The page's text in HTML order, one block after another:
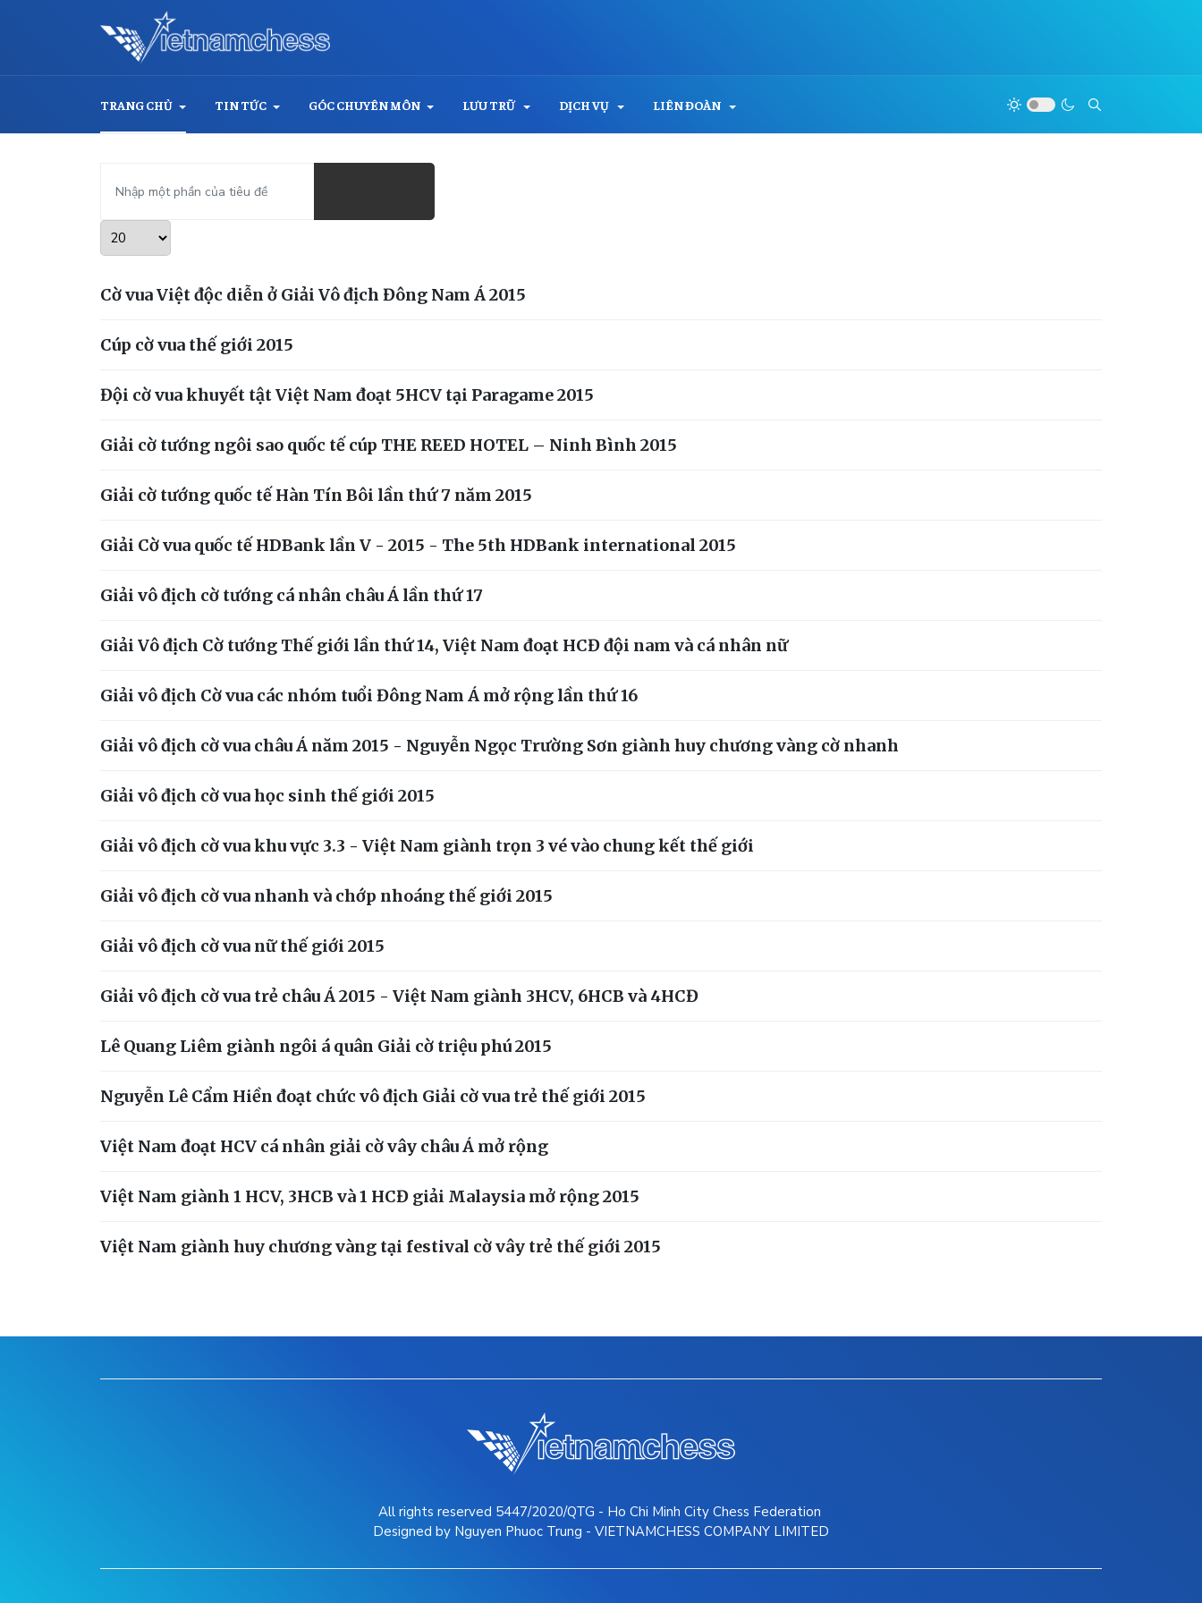
TRANG CHỦ TIN TỨC GÓC CHUYÊN MÔN LƯU TRỮ DỊCH VỤ LIÊN ĐOÀN
Hiển thị #
Cờ vua Việt độc diễn ở Giải Vô địch Đông Nam Á 2015
Cúp cờ vua thế giới 2015
Đội cờ vua khuyết tật Việt Nam đoạt 5HCV tại Paragame 2015
Giải cờ tướng ngôi sao quốc tế cúp THE REED HOTEL – Ninh Bình 2015
Giải cờ tướng quốc tế Hàn Tín Bôi lần thứ 7 năm 2015
Giải Cờ vua quốc tế HDBank lần V - 2015 - The 5th HDBank international 2015
Giải vô địch cờ tướng cá nhân châu Á lần thứ 17
Giải Vô địch Cờ tướng Thế giới lần thứ 14, Việt Nam đoạt HCĐ đội nam và cá nhân nữ
Giải vô địch Cờ vua các nhóm tuổi Đông Nam Á mở rộng lần thứ 16
Giải vô địch cờ vua châu Á năm 2015 - Nguyễn Ngọc Trường Sơn giành huy chương vàng cờ nhanh
Giải vô địch cờ vua học sinh thế giới 2015
Giải vô địch cờ vua khu vực 3.3 - Việt Nam giành trọn 3 vé vào chung kết thế giới
Giải vô địch cờ vua nhanh và chớp nhoáng thế giới 2015
Giải vô địch cờ vua nữ thế giới 2015
Giải vô địch cờ vua trẻ châu Á 2015 - Việt Nam giành 3HCV, 6HCB và 4HCĐ
Lê Quang Liêm giành ngôi á quân Giải cờ triệu phú 2015
Nguyễn Lê Cẩm Hiền đoạt chức vô địch Giải cờ vua trẻ thế giới 2015
Việt Nam đoạt HCV cá nhân giải cờ vây châu Á mở rộng
Việt Nam giành 1 HCV, 3HCB và 1 HCĐ giải Malaysia mở rộng 2015
Việt Nam giành huy chương vàng tại festival cờ vây trẻ thế giới 2015
All rights reserved 5447/2020/QTG - Ho Chi Minh City Chess Federation
Designed by Nguyen Phuoc Trung - VIETNAMCHESS COMPANY LIMITED